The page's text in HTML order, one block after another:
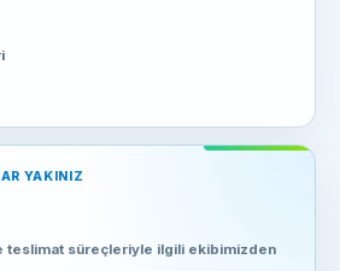
YAKINIZ
teslimat süreçleriyle ilgili ekibimizden